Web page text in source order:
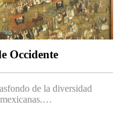
Occidente
de la diversidad